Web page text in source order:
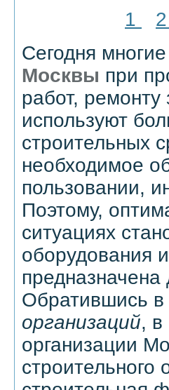
1
2
Сегодня многие
Москвы при
работ, ремонту
используют
строительных
необходимое
пользовании,
Поэтому,
ситуациях
оборудования
предназначена
Обратившись
организаций, в
организации
строительного